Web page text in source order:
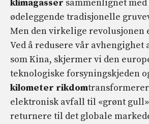
klimagasser sammenlignet med
ødeleggende tradisjonelle
Men den virkelige revolusjonen
Ved å redusere vår avhengighet
som Kina, skjermer vi den
teknologiske forsyningskjeden
kilometer rikdom
elektronisk avfall til «grønt
returnere til det globale